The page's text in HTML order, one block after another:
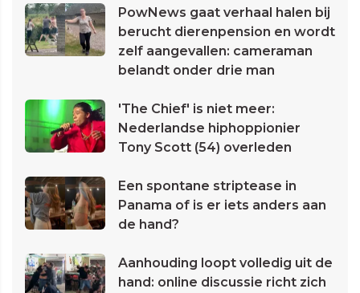
PowNews gaat verhaal halen bij
berucht dierenpension en wordt
zelf aangevallen: cameraman
belandt onder drie man
'The Chief' is niet meer:
Nederlandse hiphoppionier
Tony Scott (54) overleden
Een spontane striptease in
Panama of is er iets anders aan
de hand?
Aanhouding loopt volledig uit de
hand: online discussie richt zich